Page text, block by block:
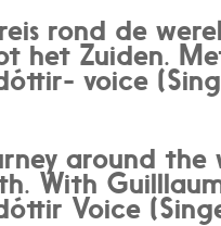
rond de
het Zuiden.
voice
around
With
Voice